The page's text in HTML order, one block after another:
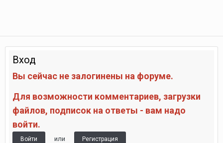
Вход
Вы сейчас не залогинены на форуме.
Для возможности комментариев, загрузки
файлов, подписок на ответы - вам надо
войти.
Войти или Регистрация